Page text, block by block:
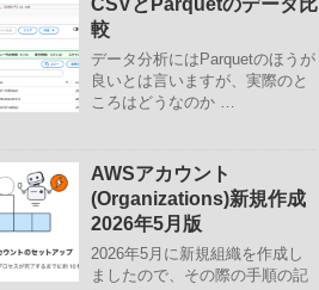
CSVとParquetのデータ比
較
データ分析にはParquetのほうが
良いとは言いますが、実際のと
ころはどうなのか …
AWSアカウント
(Organizations)新規作成
2026年5月版
2026年5月に新規組織を作成し
ましたので、その際の手順の記